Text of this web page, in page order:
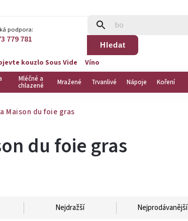
podpora:
779 781 Hledat
kouzlo Sous Vide Víno
Mléčné a
chlazené Mražené Trvanlivé Nápoje Koření
Maison du foie gras
du foie gras
Nejdražší Nejprodávanější